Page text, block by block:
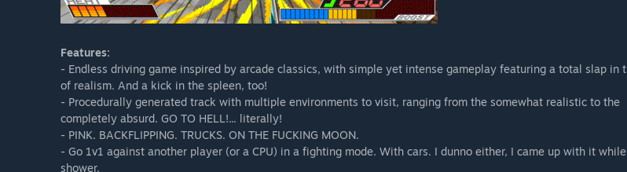
Features:
- Endless driving game inspired by arcade classics, with simple yet intense gameplay featuring a total slap in
of realism. And a kick in the spleen, too!
- Procedurally generated track with multiple environments to visit, ranging from the somewhat realistic to the
completely absurd. GO TO HELL!... literally!
- PINK. BACKFLIPPING. TRUCKS. ON THE FUCKING MOON.
- Go 1v1 against another player (or a CPU) in a fighting mode. With cars. I dunno either, I came up with it
shower.